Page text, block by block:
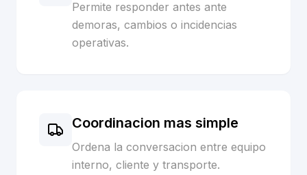
Permite responder antes ante
demoras, cambios o incidencias
operativas.
Coordinacion mas simple
Ordena la conversacion entre equipo
interno, cliente y transporte.